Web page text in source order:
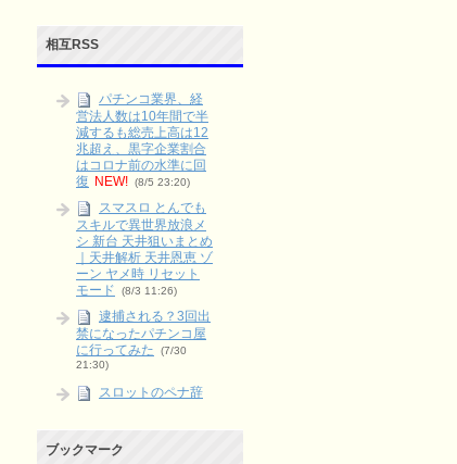
相互RSS
パチンコ業界、経
営法人数は10年間で半
減するも総売上高は12
兆超え、黒字企業割合
はコロナ前の水準に回
復 NEW! (8/5 23:20)
スマスロ とんでも
スキルで異世界放浪メ
シ 新台 天井狙いまとめ
｜天井解析 天井恩恵 ゾ
ーン ヤメ時 リセット
モード
(8/3 11:26)
逮捕される？3回出
禁になったパチンコ屋
に行ってみた
(7/30
21:30)
スロットのペナ辞
ーンで整理
ブックマーク